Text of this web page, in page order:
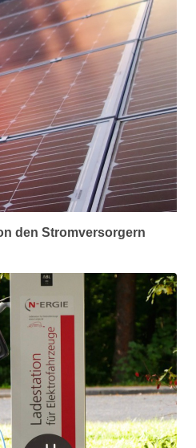
den Stromversorgern